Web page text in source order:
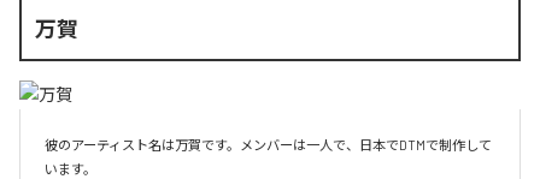
万賀
彼のアーティスト名は万賀です。メンバーは一人で、日本でDTMで制作して
います。